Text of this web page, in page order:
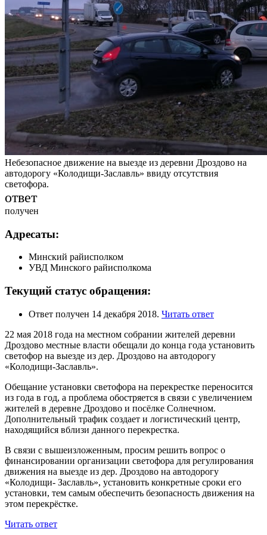
Небезопасное движение на выезде из деревни Дроздово на
автодорогу «Колодищи-Заславль» ввиду отсутствия
светофора.
ответ
получен
Адресаты:
Минский райисполком
УВД Минского райисполкома
Текущий статус обращения:
Ответ получен 14 декабря 2018. Читать ответ
22 мая 2018 года на местном собрании жителей деревни
Дроздово местные власти обещали до конца года установить
светофор на выезде из дер. Дроздово на автодорогу
«Колодищи-Заславль».
Обещание установки светофора на перекрестке переносится
из года в год, а проблема обостряется в связи с увеличением
жителей в деревне Дроздово и посёлке Солнечном.
Дополнительный трафик создает и логистический центр,
находящийся вблизи данного перекрестка.
В связи с вышеизложенным, просим решить вопрос о
финансировании организации светофора для регулирования
движения на выезде из дер. Дроздово на автодорогу
«Колодищи- Заславль», установить конкретные сроки его
установки, тем самым обеспечить безопасность движения на
этом перекрёстке.
Читать ответ